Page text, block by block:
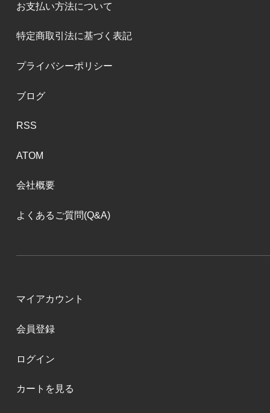
お支払い方法について
特定商取引法に基づく表記
プライバシーポリシー
ブログ
RSS
ATOM
会社概要
よくあるご質問(Q&A)
マイアカウント
会員登録
ログイン
カートを見る